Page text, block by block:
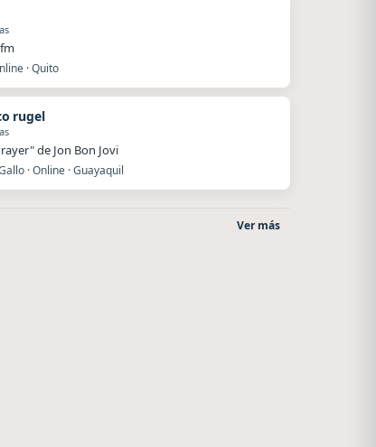
· Quito
rugel
de Jon Bon Jovi
· Online · Guayaquil
Ver más